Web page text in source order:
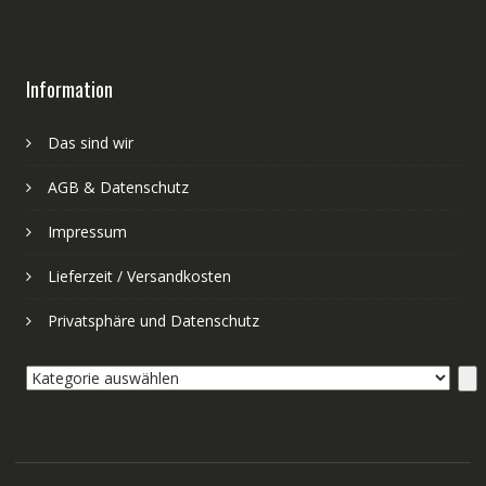
Information
Das sind wir
AGB & Datenschutz
Impressum
Lieferzeit / Versandkosten
Privatsphäre und Datenschutz
Kategorie